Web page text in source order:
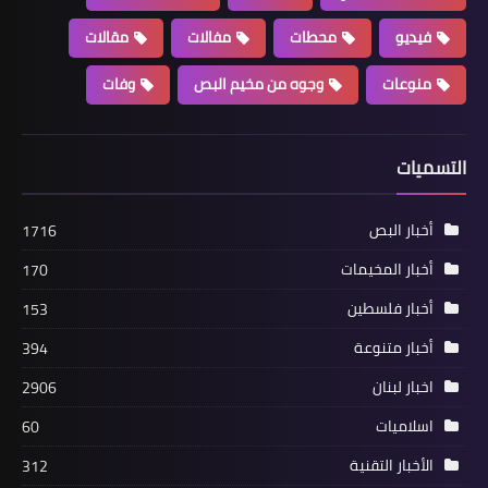
السيد عبد الله ابو الليل وزوجتة يحتفلان
بعد زواجهما الثاني بعشاء مميز في
مطعم التركي
فيديو
محطات مفالات
مقالات
منوعات
وجوه من مخيم البص وفات
التسميات
أخبار البص
1716
أخبار المخيمات
170
أخبار فلسطين
153
أخبار متنوعة
394
اخبار لبنان
2906
اسلاميات
60
الأخبار التقنية
312